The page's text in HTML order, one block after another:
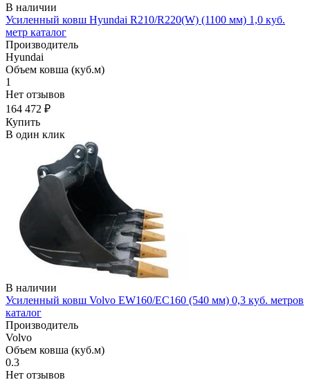
В наличии
Усиленный ковш Hyundai R210/R220(W) (1100 мм) 1,0 куб.
метр каталог
Производитель
Hyundai
Объем ковша (куб.м)
1
Нет отзывов
164 472 ₽
Купить
В один клик
В наличии
Усиленный ковш Volvo EW160/EC160 (540 мм) 0,3 куб. метров
каталог
Производитель
Volvo
Объем ковша (куб.м)
0.3
Нет отзывов